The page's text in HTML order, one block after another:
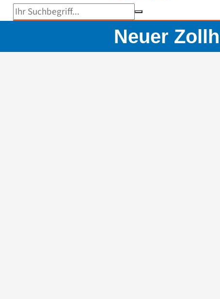
Suchbegriff eingeben
Neuer